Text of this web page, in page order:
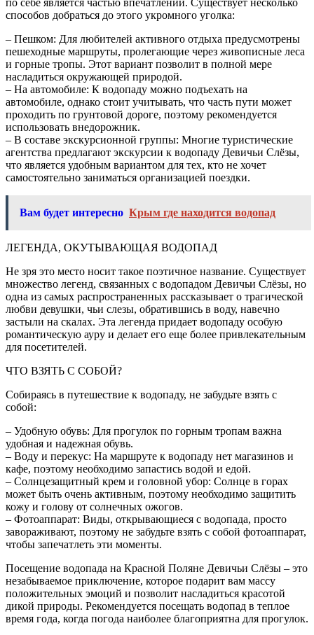
способов добраться до этого укромного уголка:
– Пешком: Для любителей активного отдыха предусмотрены
пешеходные маршруты, пролегающие через живописные леса
и горные тропы. Этот вариант позволит в полной мере
насладиться окружающей природой.
– На автомобиле: К водопаду можно подъехать на
автомобиле, однако стоит учитывать, что часть пути может
проходить по грунтовой дороге, поэтому рекомендуется
использовать внедорожник.
– В составе экскурсионной группы: Многие туристические
агентства предлагают экскурсии к водопаду Девичьи Слёзы,
что является удобным вариантом для тех, кто не хочет
самостоятельно заниматься организацией поездки.
Вам будет интересно Крым где находится водопад
ЛЕГЕНДА, ОКУТЫВАЮЩАЯ ВОДОПАД
Не зря это место носит такое поэтичное название. Существует
множество легенд, связанных с водопадом Девичьи Слёзы, но
одна из самых распространенных рассказывает о трагической
любви девушки, чьи слезы, обратившись в воду, навечно
застыли на скалах. Эта легенда придает водопаду особую
романтическую ауру и делает его еще более привлекательным
для посетителей.
ЧТО ВЗЯТЬ С СОБОЙ?
Собираясь в путешествие к водопаду, не забудьте взять с
собой:
– Удобную обувь: Для прогулок по горным тропам важна
удобная и надежная обувь.
– Воду и перекус: На маршруте к водопаду нет магазинов и
кафе, поэтому необходимо запастись водой и едой.
– Солнцезащитный крем и головной убор: Солнце в горах
может быть очень активным, поэтому необходимо защитить
кожу и голову от солнечных ожогов.
– Фотоаппарат: Виды, открывающиеся с водопада, просто
завораживают, поэтому не забудьте взять с собой фотоаппарат,
чтобы запечатлеть эти моменты.
Посещение водопада на Красной Поляне Девичьи Слёзы – это
незабываемое приключение, которое подарит вам массу
положительных эмоций и позволит насладиться красотой
дикой природы. Рекомендуется посещать водопад в теплое
время года, когда погода наиболее благоприятна для прогулок.